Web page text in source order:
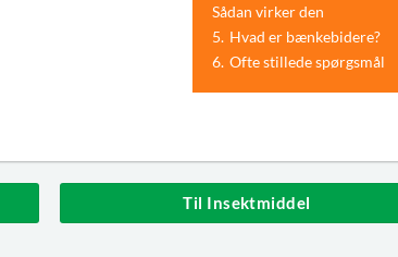
Sådan virker den
5. Hvad er bænkebidere?
6. Ofte stillede spørgsmål
Til Insektmiddel